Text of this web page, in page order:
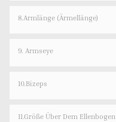
8.Armlänge (Ärmellänge)
9. Armseye
10.Bizeps
11.Größe Über Dem Ellenbogen